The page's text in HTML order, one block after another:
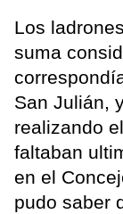
Los
suma
San Julián,
realizando
faltaban
en el
pudo saber